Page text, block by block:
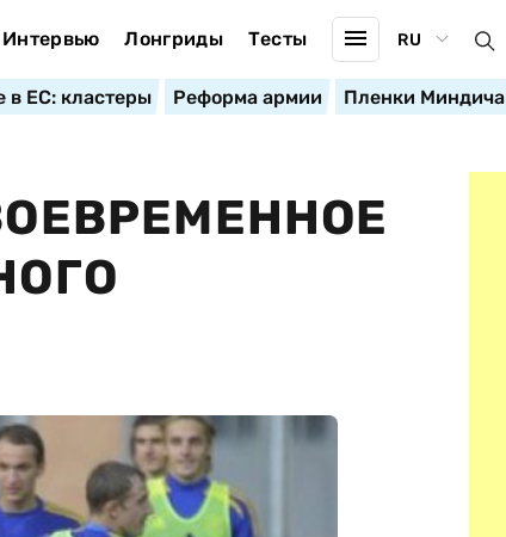
Интервью Лонгриды Тесты RU
в ЕС: кластеры Реформа армии Пленки Миндича